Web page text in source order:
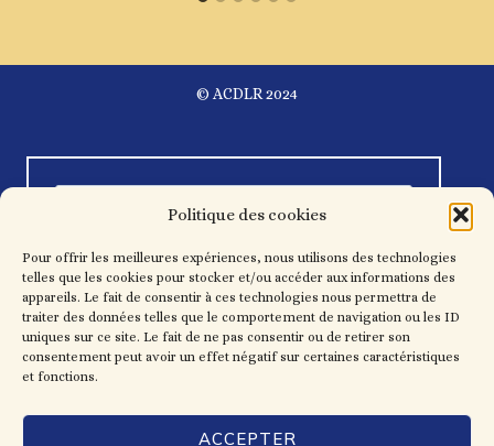
Politique des cookies
Pour offrir les meilleures expériences, nous utilisons des technologies
telles que les cookies pour stocker et/ou accéder aux informations des
appareils. Le fait de consentir à ces technologies nous permettra de
traiter des données telles que le comportement de navigation ou les ID
uniques sur ce site. Le fait de ne pas consentir ou de retirer son
consentement peut avoir un effet négatif sur certaines caractéristiques
et fonctions.
ACCEPTER
© ACDLR 2024